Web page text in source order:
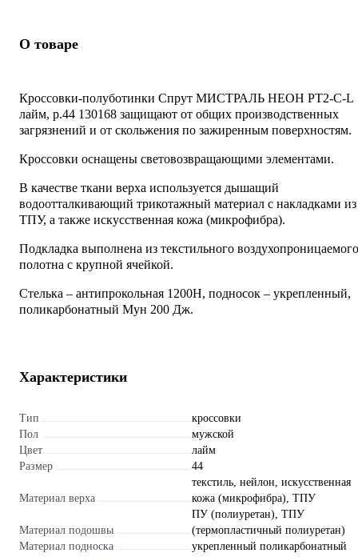
О товаре
Кроссовки-полуботинки Спрут МИСТРАЛЬ НЕОН PT2-C-L
лайм, р.44 130168 защищают от общих производственных
загрязнений и от скольжения по зажиренным поверхностям.
Кроссовки оснащены световозвращающими элементами.
В качестве ткани верха используется дышащий
водоотталкивающий трикотажный материал с накладками из
ТПУ, а также искусственная кожа (микрофибра).
Подкладка выполнена из текстильного воздухопроницаемого
полотна с крупной ячейкой.
Стелька – антипрокольная 1200Н, подносок – укрепленный,
поликарбонатный Мун 200 Дж.
Характеристики
Тип
кроссовки
Пол
мужской
Цвет
лайм
Размер
44
Материал верха
текстиль, нейлон, искусственная
кожа (микрофибра), ТПУ
Материал подошвы
ПУ (полиуретан), ТПУ
(термопластичный полиуретан)
Материал подноска
укрепленный поликарбонатный